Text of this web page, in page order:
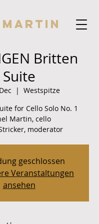
Britten
Suite
  |
Westspitze
for Cello Solo No. 1
Martin, cello
moderator
geschlossen
Veranstaltungen
ansehen